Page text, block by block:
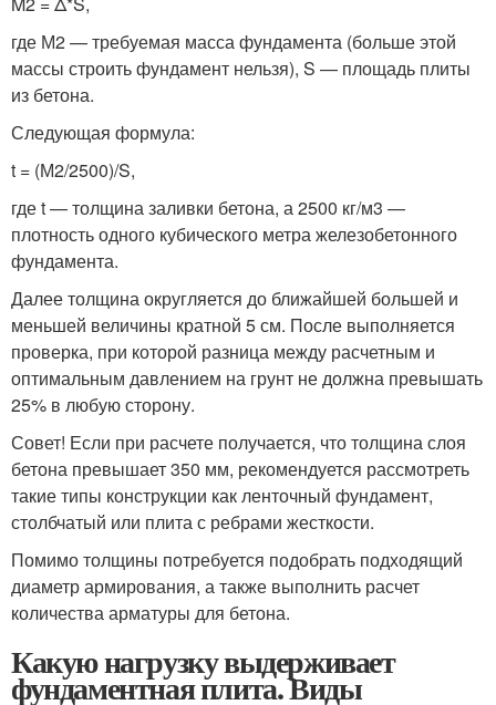
где М2 — требуемая масса фундамента (больше этой
массы строить фундамент нельзя), S — площадь плиты
из бетона.
Следующая формула:
t = (М2/2500)/S,
где t — толщина заливки бетона, а 2500 кг/м3 —
плотность одного кубического метра железобетонного
фундамента.
Далее толщина округляется до ближайшей большей и
меньшей величины кратной 5 см. После выполняется
проверка, при которой разница между расчетным и
оптимальным давлением на грунт не должна превышать
25% в любую сторону.
Совет! Если при расчете получается, что толщина слоя
бетона превышает 350 мм, рекомендуется рассмотреть
такие типы конструкции как ленточный фундамент,
столбчатый или плита с ребрами жесткости.
Помимо толщины потребуется подобрать подходящий
диаметр армирования, а также выполнить расчет
количества арматуры для бетона.
Какую нагрузку выдерживает
фундаментная плита. Виды